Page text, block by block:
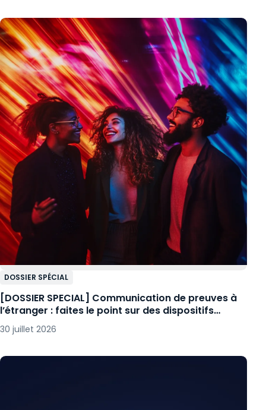
DOSSIER SPÉCIAL
[DOSSIER SPECIAL] Communication de preuves à
l’étranger : faites le point sur des dispositifs
complexes
30 juillet 2026